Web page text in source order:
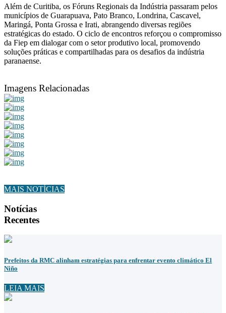
Além de Curitiba, os Fóruns Regionais da Indústria passaram pelos
municípios de Guarapuava, Pato Branco, Londrina, Cascavel,
Maringá, Ponta Grossa e Irati, abrangendo diversas regiões
estratégicas do estado. O ciclo de encontros reforçou o compromisso
da Fiep em dialogar com o setor produtivo local, promovendo
soluções práticas e compartilhadas para os desafios da indústria
paranaense.
Imagens Relacionadas
MAIS NOTÍCIAS
Notícias
Recentes
Prefeitos da RMC alinham estratégias para enfrentar evento climático El
Niño
LEIA MAIS